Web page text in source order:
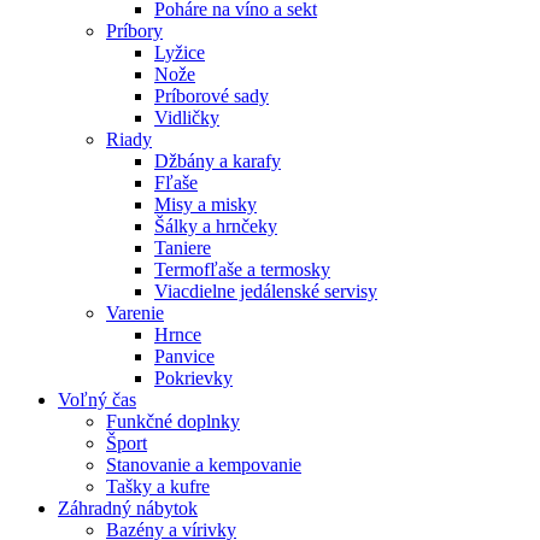
Poháre na víno a sekt
Príbory
Lyžice
Nože
Príborové sady
Vidličky
Riady
Džbány a karafy
Fľaše
Misy a misky
Šálky a hrnčeky
Taniere
Termofľaše a termosky
Viacdielne jedálenské servisy
Varenie
Hrnce
Panvice
Pokrievky
Voľný čas
Funkčné doplnky
Šport
Stanovanie a kempovanie
Tašky a kufre
Záhradný nábytok
Bazény a vírivky